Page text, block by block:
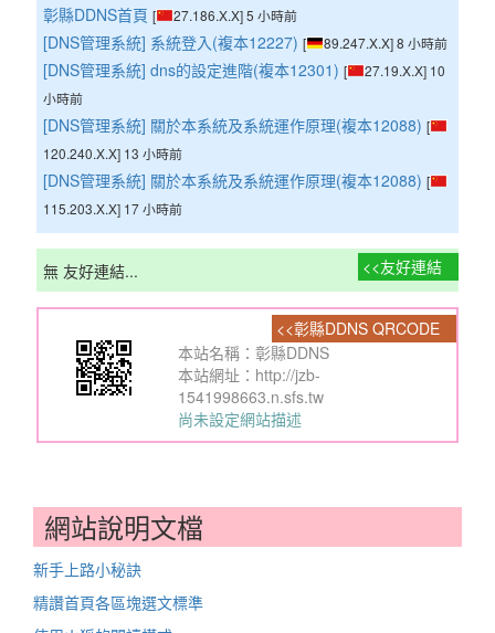
彰縣DDNS首頁 [ 27.186.X.X] 5 小時前
[DNS管理系統] 系統登入(複本12227) [ 89.247.X.X] 8 小時前
[DNS管理系統] dns的設定進階(複本12301) [
27.19.X.X] 10
小時前
[DNS管理系統] 關於本系統及系統運作原理(複本12088) [
120.240.X.X] 13 小時前
[DNS管理系統] 關於本系統及系統運作原理(複本12088) [
115.203.X.X] 17 小時前
友好連結
無 友好連結...
彰縣DDNS QRCODE
本站名稱：彰縣DDNS
本站網址：http://jzb-
1541998663.n.sfs.tw
尚未設定網站描述
網站說明文檔
新手上路小秘訣
精讚首頁各區塊選文標準